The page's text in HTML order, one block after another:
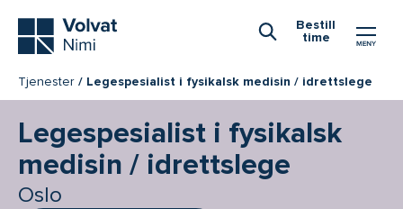
Bestill
time
Tjenester Legespesialist i fysikalsk medisin / idrettslege
Legespesialist i fysikalsk
medisin / idrettslege
Oslo